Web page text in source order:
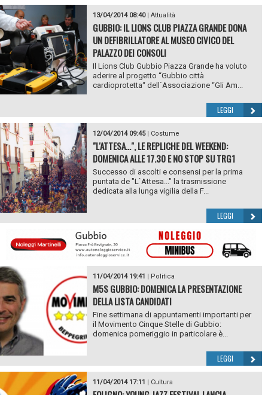
13/04/2014 08:40| Attualità
GUBBIO: IL LIONS CLUB PIAZZA GRANDE DONA
UN DEFIBRILLATORE AL MUSEO CIVICO DEL
PALAZZO DEI CONSOLI
Il Lions Club Gubbio Piazza Grande ha voluto
aderire al progetto “Gubbio città
cardioprotetta“ dell`Associazione “Gli Am...
LEGGI
12/04/2014 09:45| Costume
"L'ATTESA...", LE REPLICHE DEL WEEKEND:
DOMENICA ALLE 17.30 E NO STOP SU TRG1
Successo di ascolti e consensi per la prima
puntata de "L`Attesa..." la trasmissione
dedicata alla lunga vigilia della F...
LEGGI
11/04/2014 19:41 Politica
M5S GUBBIO: DOMENICA LA PRESENTAZIONE
DELLA LISTA CANDIDATI
Fine settimana di appuntamenti importanti per
il Movimento Cinque Stelle di Gubbio:
domenica pomeriggio in particolare è...
LEGGI
11/04/2014 17:11 Cultura